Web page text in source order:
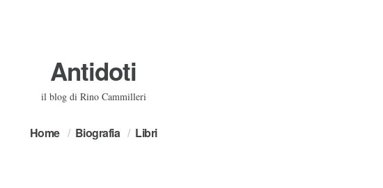
Antidoti
il blog di Rino Cammilleri
Home Biografia Libri